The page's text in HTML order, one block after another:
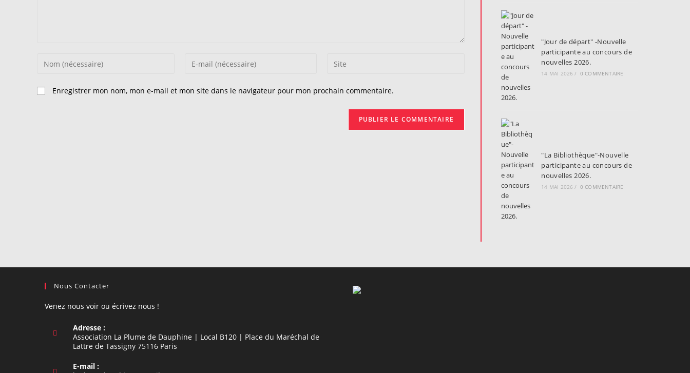
Enter
name
or
Enter
Saisir
(facultatif)
Enregistrer mon nom, mon e-mail et mon site dans le navigateur pour mon prochain commentaire.
"Jour de départ" -Nouvelle
participante au concours de
nouvelles 2026.
14 MAI 2026 / 0 COMMENTAIRE
"La Bibliothèque"-Nouvelle
participante au concours de
nouvelles 2026.
14 MAI 2026 / 0 COMMENTAIRE
Nous Contacter
Venez nous voir ou écrivez nous !
Adresse :
Association La Plume de Dauphine | Local B120 | Place du Maréchal de
Lattre de Tassigny 75116 Paris
E-mail :